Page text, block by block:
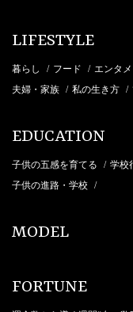
LIFESTYLE
暮らし / フード / エンタメ
夫婦・家族 / 私の生き方 /
EDUCATION
子供の五感を育てる / 学校
子供の進路・学校 /
MODEL
FORTUNE